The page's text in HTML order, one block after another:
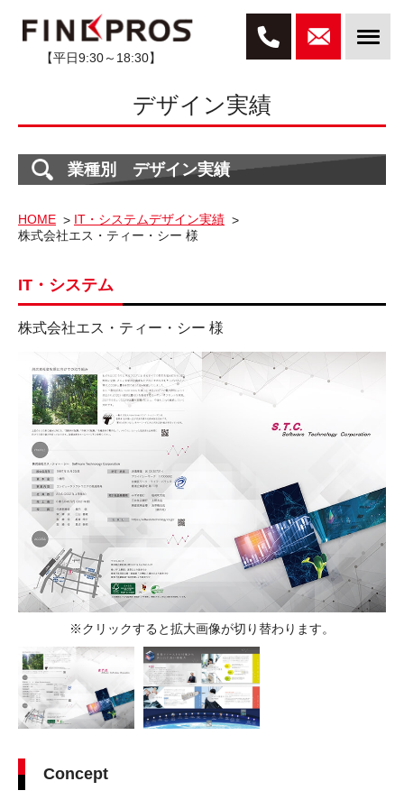
【平日9:30～18:30】
デザイン実績
業種別 デザイン実績
HOME
IT・システムデザイン実績
株式会社エス・ティー・シー 様
IT・システム
株式会社エス・ティー・シー 様
※クリックすると拡大画像が切り替わります。
Concept